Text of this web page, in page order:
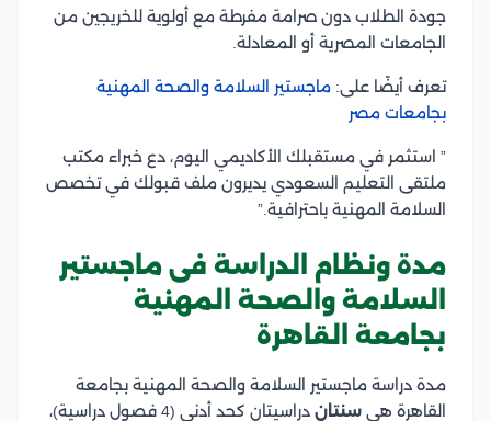
جودة الطلاب دون صرامة مفرطة مع أولوية للخريجين من
الجامعات المصرية أو المعادلة.
تعرف أيضًا على: ماجستير السلامة والصحة المهنية
بجامعات مصر
” استثمر في مستقبلك الأكاديمي اليوم، دع خبراء مكتب
ملتقى التعليم السعودي يديرون ملف قبولك في تخصص
السلامة المهنية باحترافية.”
مدة ونظام الدراسة فى ماجستير
السلامة والصحة المهنية
بجامعة القاهرة
مدة دراسة ماجستير السلامة والصحة المهنية بجامعة
القاهرة هي سنتان
دراسيتان كحد أدنى (4 فصول دراسية)،